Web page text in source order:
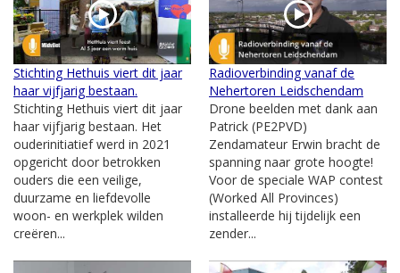
Stichting Hethuis viert dit jaar
haar vijfjarig bestaan.
Stichting Hethuis viert dit jaar
haar vijfjarig bestaan. Het
ouderinitiatief werd in 2021
opgericht door betrokken
ouders die een veilige,
duurzame en liefdevolle
woon- en werkplek wilden
creëren...
Radioverbinding vanaf de
Nehertoren Leidschendam
Drone beelden met dank aan
Patrick (PE2PVD)
Zendamateur Erwin bracht de
spanning naar grote hoogte!
Voor de speciale WAP contest
(Worked All Provinces)
installeerde hij tijdelijk een
zender...